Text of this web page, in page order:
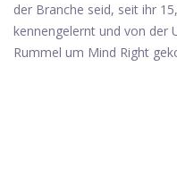
der Branche seid, seit ihr
kennengelernt und von der
Rummel um Mind Right